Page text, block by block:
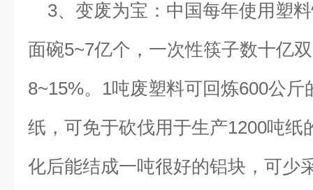
3、变废为宝：中国每年使用塑
面碗5~7亿个，一次性筷子数十亿
8~15%。1吨废塑料可回炼600公
纸，可免于砍伐用于生产1200吨纸
化后能结成一吨很好的铝块，可少